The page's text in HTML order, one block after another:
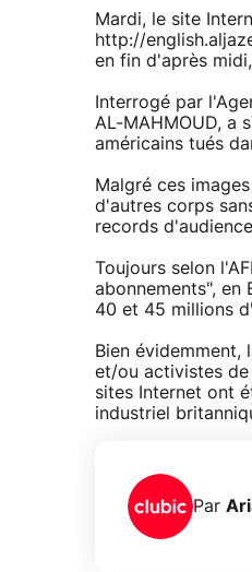
Mardi, le site
http://
en fin d'après
Interrogé par
AL-MAHMOUD, a
américains tués
Malgré ces
d'autres corps
records
Toujours selon
abonnements", en
40 et 45 millions
Bien évidemment,
et/ou activistes
sites Internet ont
industriel
Par